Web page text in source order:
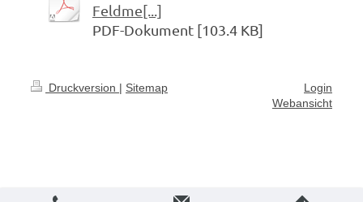
Feldme[...]
PDF-Dokument [103.4 KB]
Druckversion | Sitemap
Login
Webansicht